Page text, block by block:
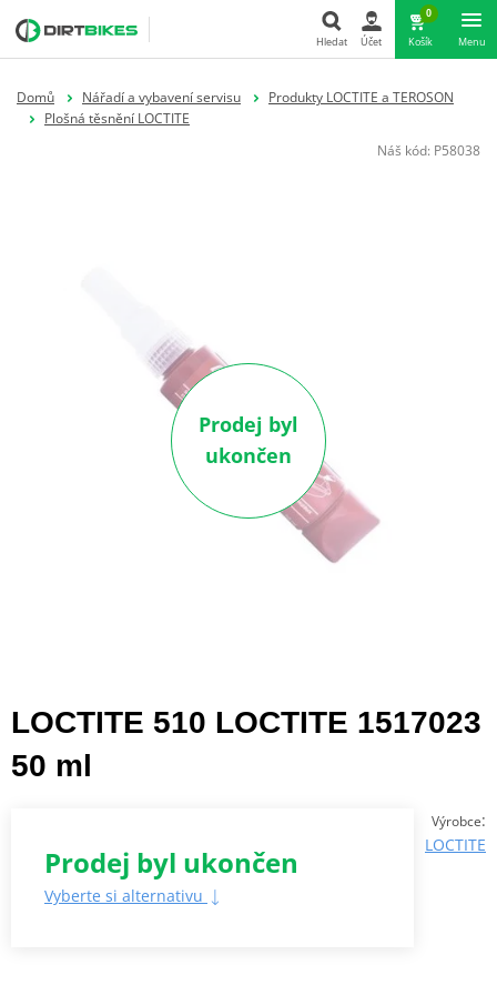
Hledat
Hledat Účet
0
Košík Menu
Domů Nářadí a vybavení servisu
Produkty LOCTITE a TEROSON
Plošná těsnění LOCTITE
Náš kód: P58038
Prodej byl
ukončen
LOCTITE 510 LOCTITE 1517023
50 ml
Výrobce:
LOCTITE
Prodej byl ukončen
Vyberte si alternativu